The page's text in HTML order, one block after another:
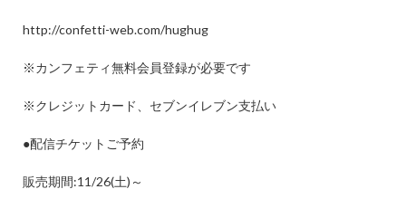
http://confetti-web.com/hughug
※カンフェティ無料会員登録が必要です
※クレジットカード、セブンイレブン支払い
●配信チケットご予約
販売期間:11/26(土) ～